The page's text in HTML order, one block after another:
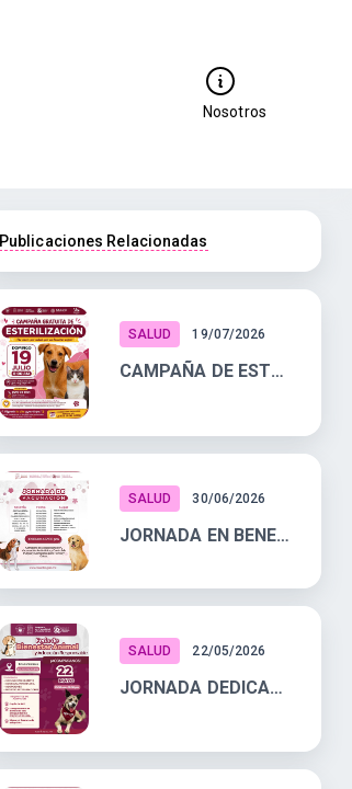
Nosotros
Publicaciones Relacionadas
SALUD 19/07/2026
CAMPAÑA DE ESTERILIZACIÓN
SALUD 30/06/2026
JORNADA EN BENEFICIO DE TUS MASCOTAS
SALUD 22/05/2026
JORNADA DEDICADA AL CUIDADO, PROTECCIÓN Y EL AMOR DE NUESTROS ANIMALES